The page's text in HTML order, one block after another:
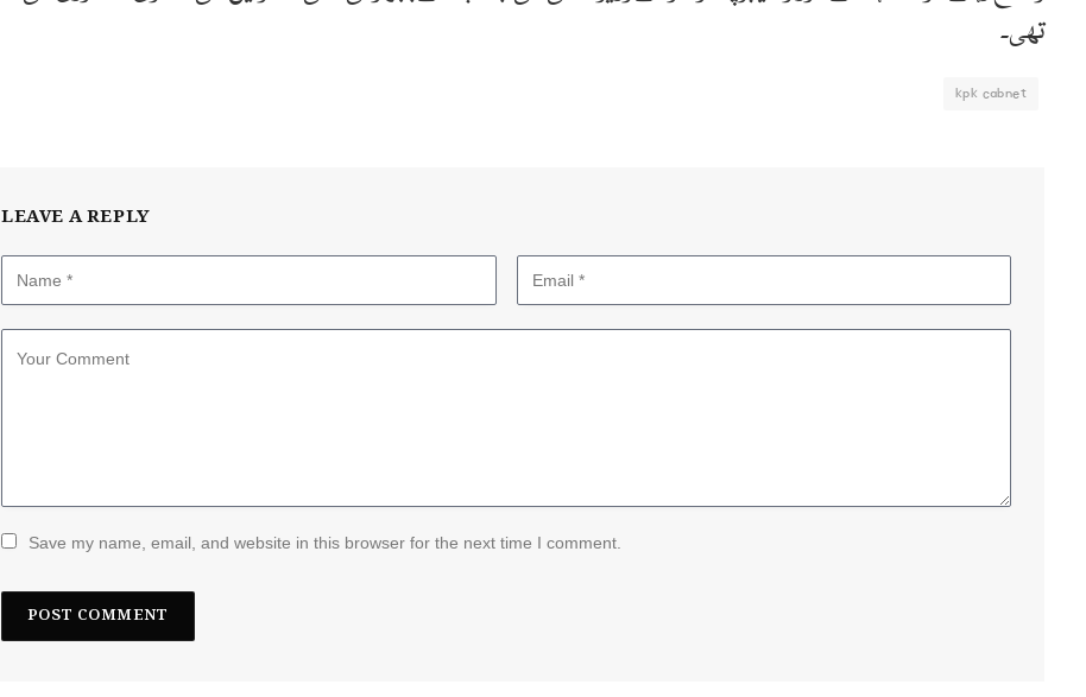
تھی۔
kpk cabnet
LEAVE A REPLY
Save my name, email, and website in this browser for the next time I comment.